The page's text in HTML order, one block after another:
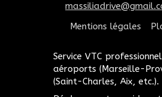
Mentions légales
Service VTC
aéroports (Marseille-
(Saint-Charles, Aix, etc.).